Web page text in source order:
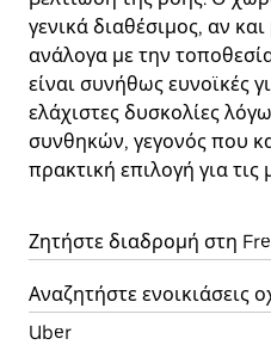
γενικά διαθέσιμος, αν
ανάλογα με την
είναι συνήθως ευνοϊκές
ελάχιστες δυσκολίες
συνθηκών, γεγονός που
πρακτική επιλογή για
Ζητήστε διαδρομή στη
Αναζητήστε ενοικιάσεις
Uber